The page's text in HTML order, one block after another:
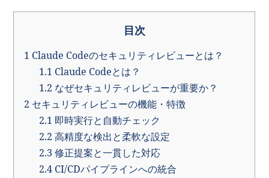
目次
1 Claude Codeのセキュリティレビューとは？
1.1 Claude Codeとは？
1.2 なぜセキュリティレビューが重要か？
2 セキュリティレビューの機能・特徴
2.1 即時実行と自動チェック
2.2 高精度な検出と柔軟な設定
2.3 修正提案と一貫した対応
2.4CI/CDパイプラインへの統合